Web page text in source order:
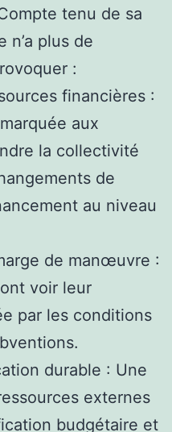
tenu de sa
plus de
:
financières :
aux
la collectivité
de
au niveau
de manœuvre :
voir leur
par les conditions
durable : Une
externes
budgétaire et